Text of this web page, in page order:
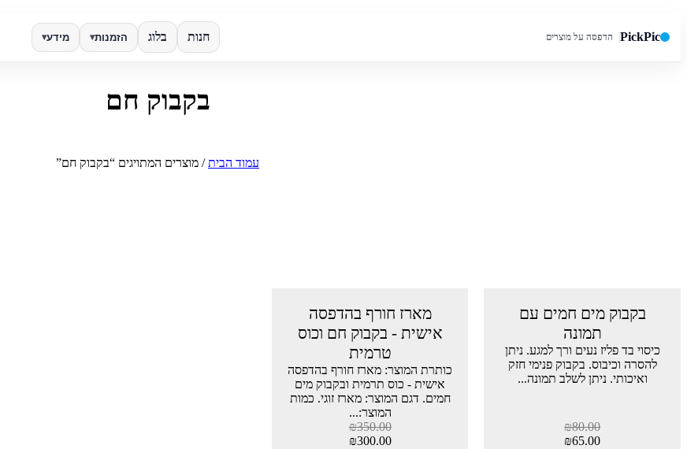
PickPic הדפסה על מוצרים חנות בלוג הזמנות▾ מידע▾
✕
בקבוק חם
עמוד הבית/ מוצרים המתויגים “בקבוק חם”
בקבוק מים חמים עם
תמונה
כיסוי בד פליז נעים ורך למגע. ניתן
להסרה וכיבוס. בקבוק פנימי חזק
ואיכותי. ניתן לשלב תמונה...
₪80.00
₪65.00
מארז חורף בהדפסה
אישית - בקבוק חם וכוס
טרמית
כותרת המוצר: מארז חורף בהדפסה
אישית - כוס תרמית ובקבוק מים
חמים. דגם המוצר: מארז זוגי. כמות
המוצר:...
₪350.00
₪300.00